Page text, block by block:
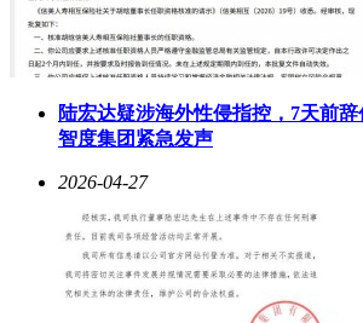
陆宏达疑涉海外性侵指控，7天前辞
智度集团紧急发声
2026-04-27